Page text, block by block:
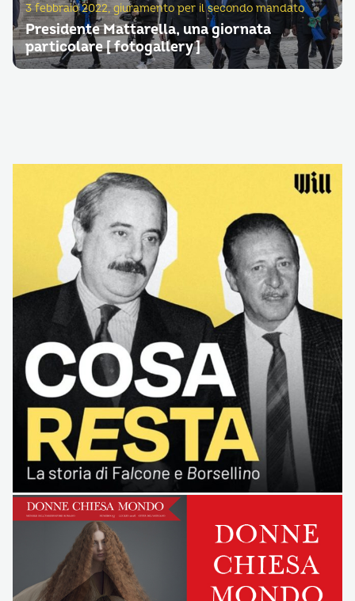
3 febbraio 2022, giuramento per il secondo mandato
Presidente Mattarella, una giornata
particolare [ fotogallery ]